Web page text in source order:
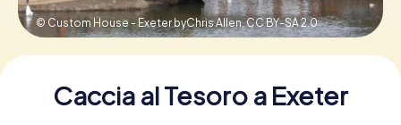
Acquista i Voucher
© Custom House - Exeter byChris Allen,CC BY-SA 2.0
Caccia al Tesoro a Exeter